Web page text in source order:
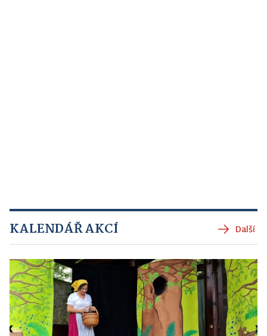
KALENDÁŘ AKCÍ Další